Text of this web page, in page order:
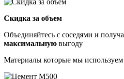
Скидка за объем
Объединяйтесь с соседями и
максимальную выгоду
Материалы которые мы используем